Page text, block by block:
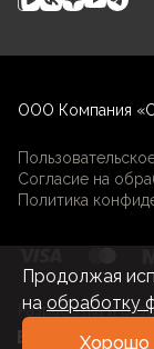
ООО Компания
Согласие на
Политика
Разработка и
Продолжая
на обработку
Хорошо